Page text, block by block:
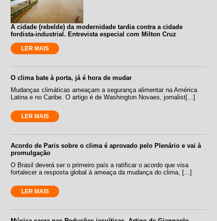
A cidade (rebelde) da modernidade tardia contra a cidade
fordista-industrial. Entrevista especial com Milton Cruz
LER MAIS
O clima bate à porta, já é hora de mudar
Mudanças climáticas ameaçam a segurança alimentar na América
Latina e no Caribe. O artigo é de Washington Novaes, jornalist[...]
LER MAIS
Acordo de Paris sobre o clima é aprovado pelo Plenário e vai à
promulgação
O Brasil deverá ser o primeiro país a ratificar o acordo que visa
fortalecer a resposta global à ameaça da mudança do clima, [...]
LER MAIS